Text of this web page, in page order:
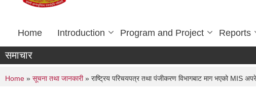
Home Introduction Program and Project Reports
समाचार
You are here
Home » सूचना तथा जानकारी» राष्ट्रिय परिचयपत्र तथा पंजीकरण विभागबाट माग भएको MIS